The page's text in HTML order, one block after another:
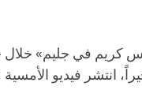
كريم في جليم» خلال
انتشر فيديو